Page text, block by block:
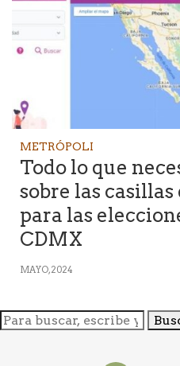
METRÓPOLI
Todo lo que
sobre las casillas
para las
CDMX
MAYO, 2024